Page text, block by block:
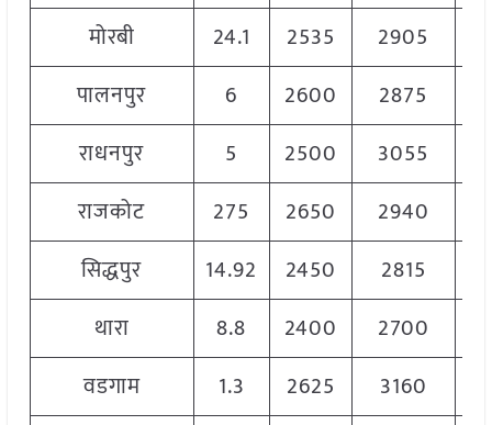
मोरबी
24.1 2535 2905
पालनपुर
6 2600 2875
राधनपुर
5 2500 3055
राजकोट
275 2650 2940
सिद्धपुर
14.92 2450 2815
थारा
8.8 2400 2700
वडगाम
1.3 2625 3160